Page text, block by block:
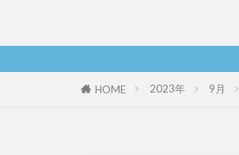
HOME 2023年 9月